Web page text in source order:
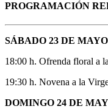
PROGRAMACIÓN
SÁBADO 23 DE MAYO
18:00 h. Ofrenda floral a
19:30 h. Novena a la
DOMINGO 24 DE